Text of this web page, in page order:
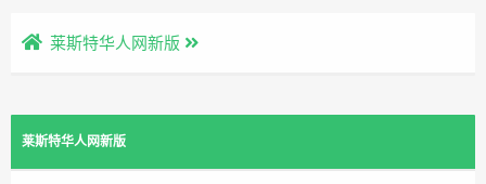
莱斯特华人网新版
莱斯特华人网新版